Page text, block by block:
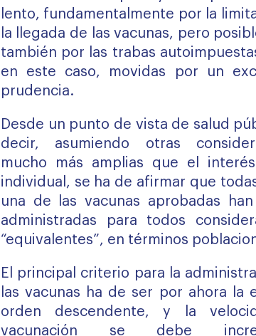
lento, fundamentalmente por la
la llegada de las vacunas, pero
también por las trabas
en este caso, movidas por un
prudencia.
Desde un punto de vista de salud
decir, asumiendo otras
mucho más amplias que el
individual, se ha de afirmar que
una de las vacunas aprobadas
administradas para todos
“equivalentes”, en términos
El principal criterio para la
las vacunas ha de ser por ahora la
orden descendente, y la
vacunación se debe